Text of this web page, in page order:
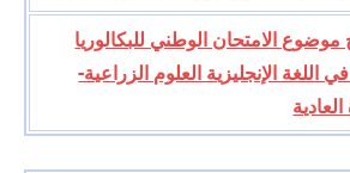
الامتحان الوطني للبكالوريا
في اللغة الإنجليزية العلوم الزراعية-